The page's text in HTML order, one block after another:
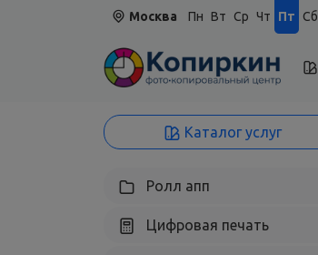
Москва Пн Вт Ср Чт Пт Сб
Каталог услуг
Ролл апп
Цифровая печать